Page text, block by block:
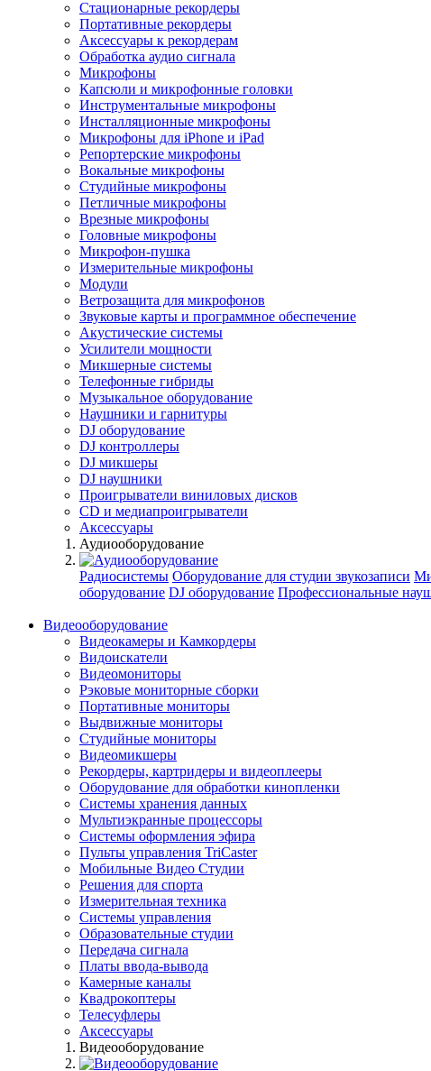
Стационарные рекордеры
Портативные рекордеры
Аксессуары к рекордерам
Обработка аудио сигнала
Микрофоны
Капсюли и микрофонные головки
Инструментальные микрофоны
Инсталляционные микрофоны
Микрофоны для iPhone и iPad
Репортерские микрофоны
Вокальные микрофоны
Студийные микрофоны
Петличные микрофоны
Врезные микрофоны
Головные микрофоны
Микрофон-пушка
Измерительные микрофоны
Модули
Ветрозащита для микрофонов
Звуковые карты и программное обеспечение
Акустические системы
Усилители мощности
Микшерные системы
Телефонные гибриды
Музыкальное оборудование
Наушники и гарнитуры
DJ оборудование
DJ контроллеры
DJ микшеры
DJ наушники
Проигрыватели виниловых дисков
СD и медиапроигрыватели
Аксессуары
Аудиооборудование
Радиосистемы Оборудование для студии звукозаписи
оборудование DJ оборудование Профессиональные
Видеооборудование
Видеокамеры и Камкордеры
Видоискатели
Видеомониторы
Рэковые мониторные сборки
Портативные мониторы
Выдвижные мониторы
Студийные мониторы
Видеомикшеры
Рекордеры, картридеры и видеоплееры
Оборудование для обработки кинопленки
Системы хранения данных
Мультиэкранные процессоры
Системы оформления эфира
Пульты управления TriCaster
Мобильные Видео Студии
Решения для спорта
Измерительная техника
Системы управления
Образовательные студии
Передача сигнала
Платы ввода-вывода
Камерные каналы
Квадрокоптеры
Телесуфлеры
Аксессуары
Видеооборудование